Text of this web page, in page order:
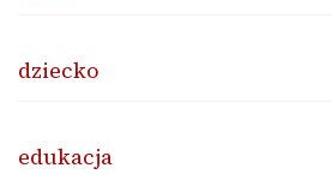
dziecko
edukacja